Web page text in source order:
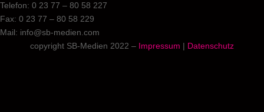
Telefon: 0 23 77 – 80 58 227
Fax: 0 23 77 – 80 58 229
Mail: info@sb-medien.com
copyright SB-Medien 2022 – Impressum | Datenschutz